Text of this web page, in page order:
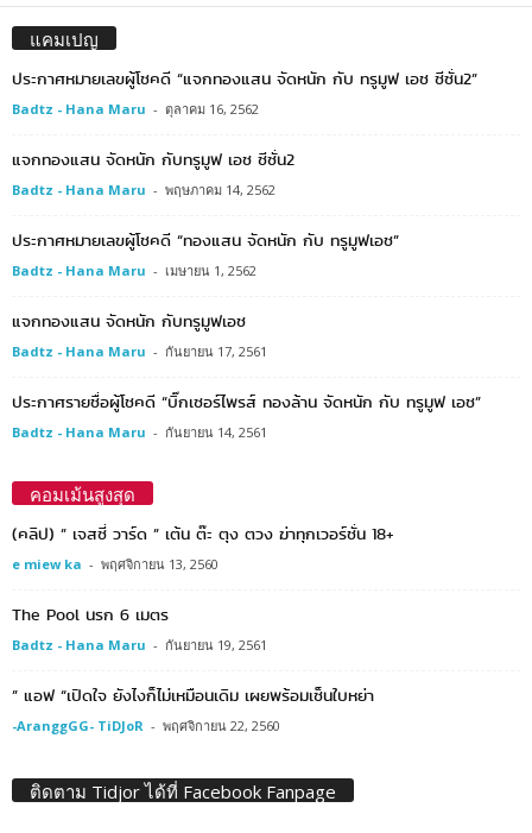
แคมเปญ
ประกาศหมายเลขผู้โชคดี “แจกทองแสน จัดหนัก กับ ทรูมูฟ เอช ซีซั่น2”
Badtz - Hana Maru - ตุลาคม 16, 2562
แจกทองแสน จัดหนัก กับทรูมูฟ เอช ซีซั่น2
Badtz - Hana Maru - พฤษภาคม 14, 2562
ประกาศหมายเลขผู้โชคดี “ทองแสน จัดหนัก กับ ทรูมูฟเอช”
Badtz - Hana Maru - เมษายน 1, 2562
แจกทองแสน จัดหนัก กับทรูมูฟเอช
Badtz - Hana Maru - กันยายน 17, 2561
ประกาศรายชื่อผู้โชคดี “บิ๊กเซอร์ไพรส์ ทองล้าน จัดหนัก กับ ทรูมูฟ เอช”
Badtz - Hana Maru - กันยายน 14, 2561
คอมเม้นสูงสุด
(คลิป) ” เจสซี่ วาร์ด ” เต้น ต๊ะ ตุง ตวง ฆ่าทุกเวอร์ชั่น 18+
e miew ka - พฤศจิกายน 13, 2560
The Pool นรก 6 เมตร
Badtz - Hana Maru - กันยายน 19, 2561
” แอฟ “เปิดใจ ยังไงก็ไม่เหมือนเดิม เผยพร้อมเซ็นใบหย่า
-AranggGG- TiDJoR - พฤศจิกายน 22, 2560
ติดตาม Tidjor ได้ที่ Facebook Fanpage